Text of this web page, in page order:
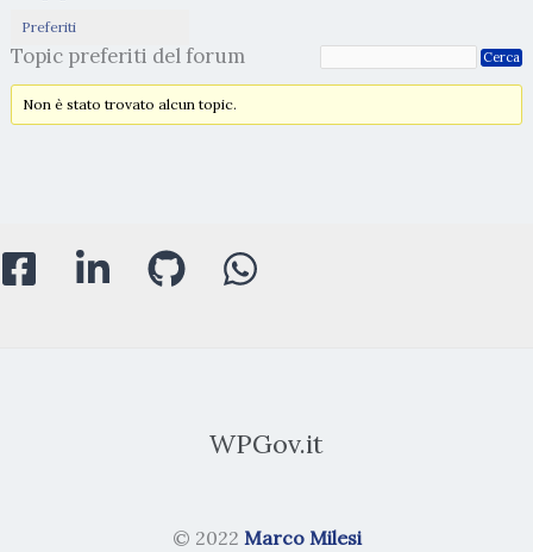
Preferiti
Topic preferiti del forum
Non è stato trovato alcun topic.
WPGov.it
© 2022 Marco Milesi